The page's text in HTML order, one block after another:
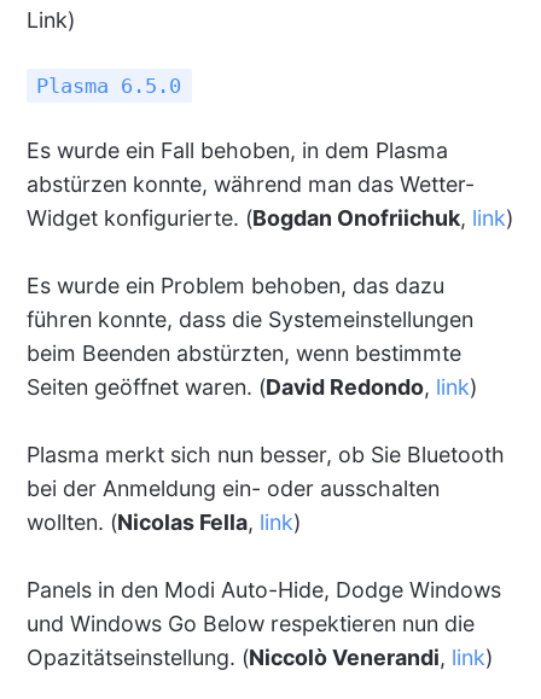
Link)
Plasma 6.5.0
Es wurde ein Fall behoben, in dem Plasma
abstürzen konnte, während man das Wetter-
Widget konfigurierte. (Bogdan Onofriichuk, link)
Es wurde ein Problem behoben, das dazu
führen konnte, dass die Systemeinstellungen
beim Beenden abstürzten, wenn bestimmte
Seiten geöffnet waren. (David Redondo, link)
Plasma merkt sich nun besser, ob Sie Bluetooth
bei der Anmeldung ein- oder ausschalten
wollten. (Nicolas Fella, link)
Panels in den Modi Auto-Hide, Dodge Windows
und Windows Go Below respektieren nun die
Opazitätseinstellung. (Niccolò Venerandi, link)